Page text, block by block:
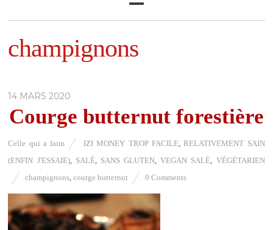
champignons
14 MARS 2020
Courge butternut forestière
Celle qui a faim IZI MONEY TROP FACILE,RELATIVEMENT SAIN
(ENFIN J'ESSAIE), SALÉ, SANS GLUTEN ,VEGAN SALÉ
VÉGÉTARIEN
champignons ,courge butternut 0 Comments